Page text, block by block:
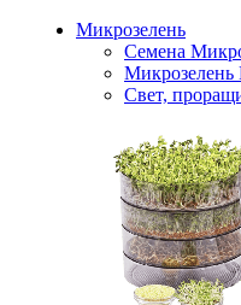
Микрозелень
Семена
Свет,